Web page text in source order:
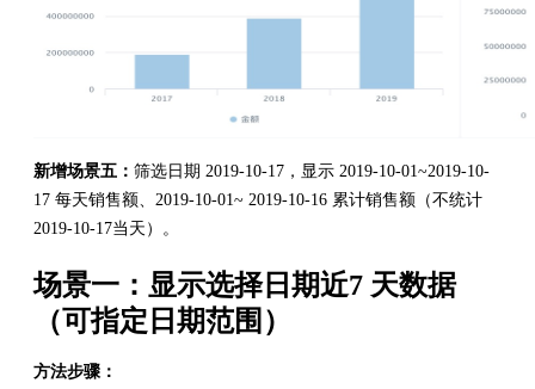
新增场景五： 筛选日期 2019-10-17，显示 2019-10-01~2019-10-
17 每天销售额、2019-10-01~ 2019-10-16 累计销售额（不统计
2019-10-17当天）。
场景一：显示选择日期近7 天数据
（可指定日期范围）
方法步骤：